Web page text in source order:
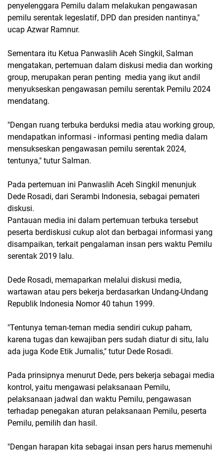
penyelenggara Pemilu dalam melakukan pengawasan
pemilu serentak legeslatif, DPD dan presiden nantinya,"
ucap Azwar Ramnur.
Sementara itu Ketua Panwaslih Aceh Singkil, Salman
mengatakan, pertemuan dalam diskusi media dan working
group, merupakan peran penting media yang ikut andil
menyukseskan pengawasan pemilu serentak Pemilu 2024
mendatang.
"Dengan ruang terbuka berduksi media atau working group,
mendapatkan informasi - informasi penting media dalam
mensukseskan pengawasan pemilu serentak 2024,
tentunya," tutur Salman.
Pada pertemuan ini Panwaslih Aceh Singkil menunjuk
Dede Rosadi, dari Serambi Indonesia, sebagai pemateri
diskusi.
Pantauan media ini dalam pertemuan terbuka tersebut
peserta berdiskusi cukup alot dan berbagai informasi yang
disampaikan, terkait pengalaman insan pers waktu Pemilu
serentak 2019 lalu.
Dede Rosadi, memaparkan melalui diskusi media,
wartawan atau pers bekerja berdasarkan Undang-Undang
Republik Indonesia Nomor 40 tahun 1999.
"Tentunya teman-teman media sendiri cukup paham,
karena tugas dan kewajiban pers sudah diatur di situ, lalu
ada juga Kode Etik Jurnalis," tutur Dede Rosadi.
Pada prinsipnya menurut Dede, pers bekerja sebagai media
kontrol, yaitu mengawasi pelaksanaan Pemilu,
pelaksanaan jadwal dan waktu Pemilu, pengawasan
terhadap penegakan aturan pelaksanaan Pemilu, peserta
Pemilu, pemilih dan hasil.
"Dengan harapan kita sebagai insan pers harus memenuhi